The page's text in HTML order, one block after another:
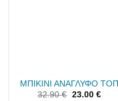
ΜΠΙΚΙΝΙ ΑΝΑΓΛΥΦΟ ΤΟΠ
32.90€ 23.00 €